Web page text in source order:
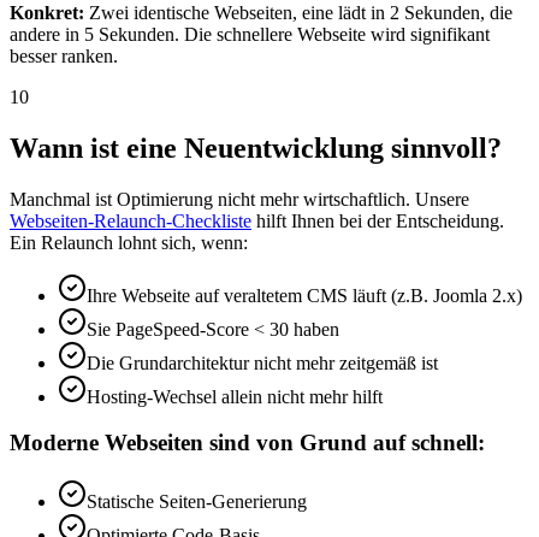
Konkret: Zwei identische Webseiten, eine lädt in 2 Sekunden, die
andere in 5 Sekunden. Die schnellere Webseite wird signifikant
besser ranken.
10
Wann ist eine Neuentwicklung sinnvoll?
Manchmal ist Optimierung nicht mehr wirtschaftlich. Unsere
Webseiten-Relaunch-Checkliste hilft Ihnen bei der Entscheidung.
Ein Relaunch lohnt sich, wenn:
Ihre Webseite auf veraltetem CMS läuft (z.B. Joomla 2.x)
Sie PageSpeed-Score < 30 haben
Die Grundarchitektur nicht mehr zeitgemäß ist
Hosting-Wechsel allein nicht mehr hilft
Moderne Webseiten sind von Grund auf schnell:
Statische Seiten-Generierung